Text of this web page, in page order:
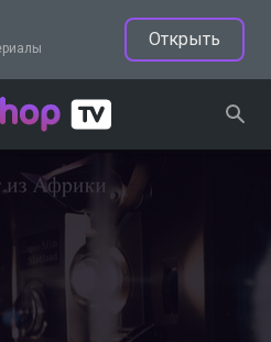
Открыть